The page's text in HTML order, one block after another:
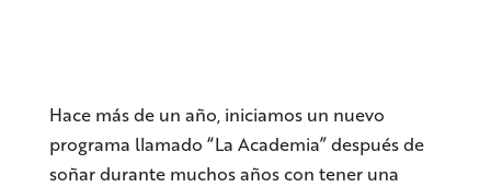
Hace más de un año, iniciamos un nuevo
programa llamado “La Academia” después de
soñar durante muchos años con tener una